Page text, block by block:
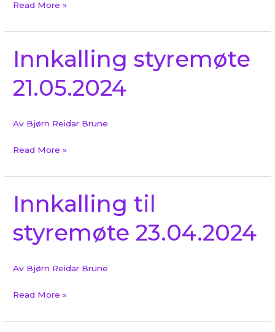
Read More »
Innkalling styremøte
21.05.2024
Av Bjørn Reidar Brune
Innkalling
styremøte
21.05.2024
Read More »
Innkalling til
styremøte 23.04.2024
Av Bjørn Reidar Brune
Innkalling
til
styremøte
23.04.2024
Read More »